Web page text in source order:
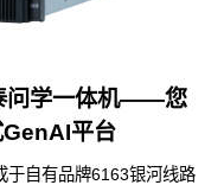
问学一体机——您
平台
于自有品牌6163银河线路